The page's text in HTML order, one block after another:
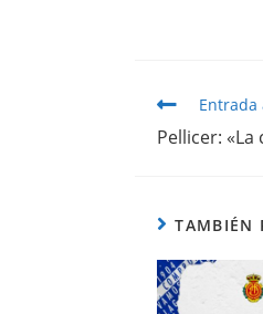
Pellicer:
TAMBIÉN